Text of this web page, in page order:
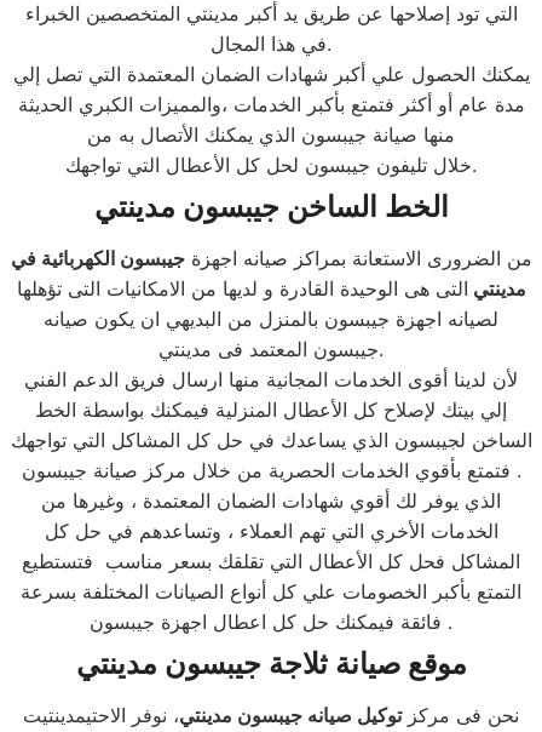
التي تود إصلاحها عن طريق يد أكبر مدينتي المتخصصين الخبراء
في هذا المجال.
يمكنك الحصول علي أكبر شهادات الضمان المعتمدة التي تصل إلي
مدة عام أو أكثر فتمتع بأكبر الخدمات ،والمميزات الكبري الحديثة
منها صيانة جيبسون الذي يمكنك الأتصال به من
خلال تليفون جيبسون لحل كل الأعطال التي تواجهك.
الخط الساخن جيبسون مدينتي
من الضرورى الاستعانة بمراكز صيانه اجهزةجيبسون الكهربائية في
مدينتي التى هى الوحيدة القادرة و لديها من الامكانيات التى تؤهلها
لصيانه اجهزة جيبسون بالمنزل من البديهي ان يكون صيانه
جيبسون المعتمد فى مدينتي.
لأن لدينا أقوى الخدمات المجانية منها ارسال فريق الدعم الفني
إلي بيتك لإصلاح كل الأعطال المنزلية فيمكنك بواسطة الخط
الساخن لجيبسون الذي يساعدك في حل كل المشاكل التي تواجهك
فتمتع بأقوي الخدمات الحصرية من خلال مركز صيانة جيبسون .
الذي يوفر لك أقوي شهادات الضمان المعتمدة ، وغيرها من
الخدمات الأخري التي تهم العملاء ، وتساعدهم في حل كل
المشاكل فحل كل الأعطال التي تقلقك بسعر مناسب فتستطيع
التمتع بأكبر الخصومات علي كل أنواع الصيانات المختلفة بسرعة
فائقة فيمكنك حل كل اعطال اجهزة جيبسون .
موقع صيانة ثلاجة جيبسون مدينتي
نحن فى مركزتوكيل صيانه جيبسون مدينتي، نوفر الاحتيمدينتيت